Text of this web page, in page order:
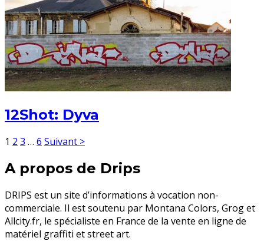
12Shot: Dyva
1 2 3 … 6 Suivant >
A propos de Drips
DRIPS est un site d’informations à vocation non-
commerciale. Il est soutenu par Montana Colors, Grog et
Allcity.fr, le spécialiste en France de la vente en ligne de
matériel graffiti et street art.